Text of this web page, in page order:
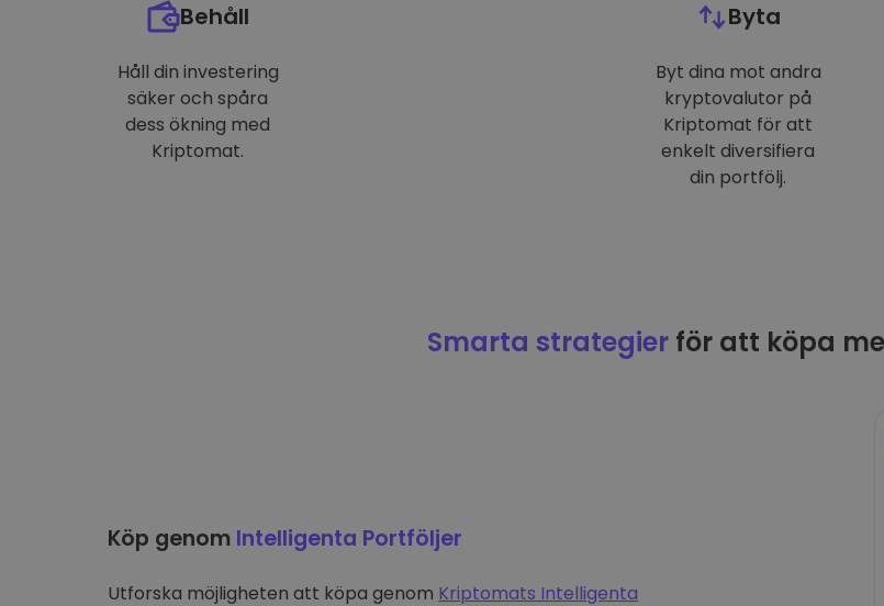
Behåll
Håll din investering
säker och spåra
dess ökning med
Kriptomat.
Byta
Byt dina mot andra
kryptovalutor på
Kriptomat för att
enkelt diversifiera
din portfölj.
Smarta strategier för att köpa
Köp genom Intelligenta Portföljer
Utforska möjligheten att köpa genom Kriptomats Intelligenta